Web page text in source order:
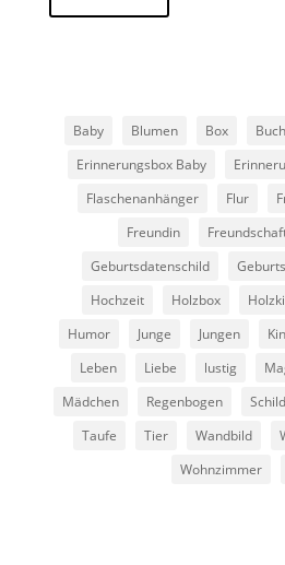
Baby Blumen Box Buch
Erinnerungsbox Baby
Flaschenanhänger
Flur
Freundin
Geburtsdatenschild
Hochzeit
Holzbox
Humor
Junge Jungen
Leben
Liebe lustig
Mädchen
Regenbogen Schild
Taufe
Tier Wandbild
Wohnzimmer